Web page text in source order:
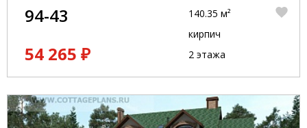
94-43
54 265 ₽
140.35 м²
кирпич
2 этажа